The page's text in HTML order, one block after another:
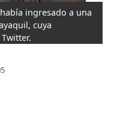
ingresado a una
cuya